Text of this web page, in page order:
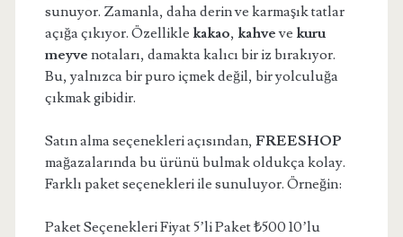
sunuyor. Zamanla, daha derin ve karmaşık tatlar
açığa çıkıyor. Özellikle kakao, kahveve kuru
meyve notaları, damakta kalıcı bir iz bırakıyor.
Bu, yalnızca bir puro içmek değil, bir yolculuğa
çıkmak gibidir.
Satın alma seçenekleri açısından, FREESHOP
mağazalarında bu ürünü bulmak oldukça kolay.
Farklı paket seçenekleri ile sunuluyor. Örneğin:
Paket Seçenekleri Fiyat 5’li Paket ₺500 10’lu